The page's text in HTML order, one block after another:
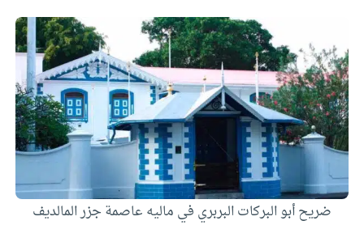
ضريح أبو البركات البربري في ماليه عاصمة جزر المالديف